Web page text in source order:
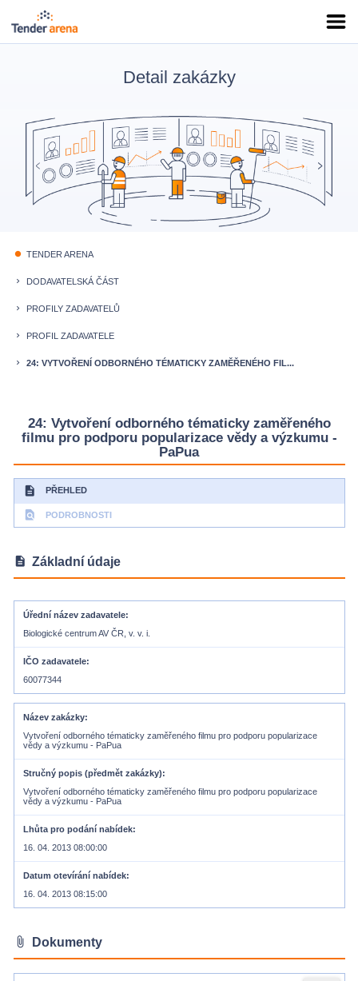
Detail zakázky
fiber_manual_record TENDER ARENA
keyboard_arrow_right DODAVATELSKÁ ČÁST
keyboard_arrow_right PROFILY ZADAVATELŮ
keyboard_arrow_right PROFIL ZADAVATELE
keyboard_arrow_right 24: VYTVOŘENÍ ODBORNÉHO TÉMATICKY ZAMĚŘENÉHO FIL...
24: Vytvoření odborného tématicky zaměřeného
filmu pro podporu popularizace vědy a výzkumu -
PaPua
description PŘEHLED
find_in_page PODROBNOSTI
description Základní údaje
Úřední název zadavatele
Biologické centrum AV ČR, v. v. i.
IČO zadavatele
60077344
Název zakázky
Vytvoření odborného tématicky zaměřeného filmu pro podporu popularizace
vědy a výzkumu - PaPua
Stručný popis (předmět zakázky)
Vytvoření odborného tématicky zaměřeného filmu pro podporu popularizace
vědy a výzkumu - PaPua
Lhůta pro podání nabídek
16. 04. 2013 08:00:00
Datum otevírání nabídek
16. 04. 2013 08:15:00
attach_file Dokumenty